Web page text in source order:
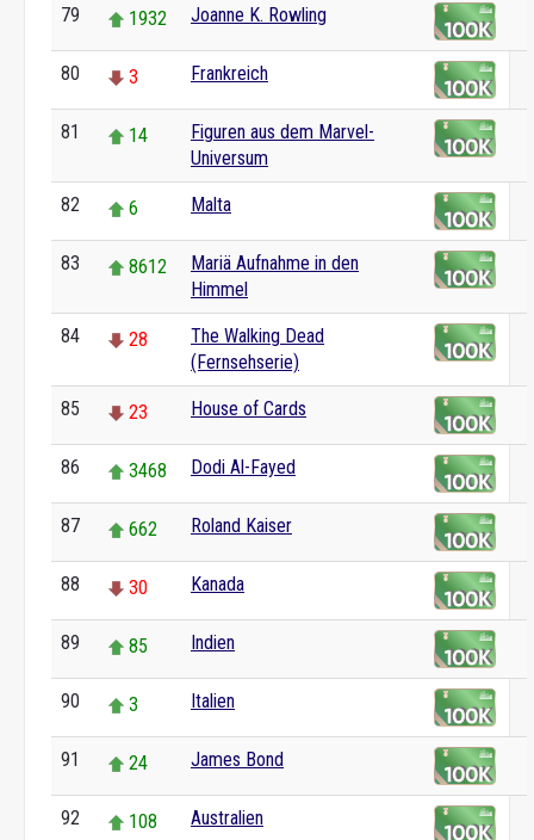
79 1932 Joanne K. Rowling
80 3 Frankreich
81 14
Figuren aus dem Marvel-
Universum
82 6 Malta
83 8612
Mariä Aufnahme in den
Himmel
84 28
The Walking Dead
(Fernsehserie)
85 23 House of Cards
86 3468 Dodi Al-Fayed
87 662 Roland Kaiser
88 30 Kanada
89 85 Indien
90 3 Italien
91 24 James Bond
92 108 Australien